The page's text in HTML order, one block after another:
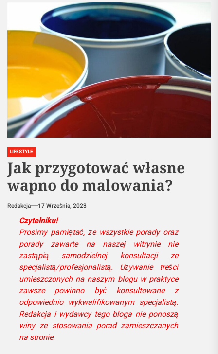
LIFESTYLE
Jak przygotować własne
wapno do malowania?
Redakcja 17 Września, 2023
Czytelniku!
Prosimy pamiętać, że wszystkie porady oraz
porady zawarte na naszej witrynie nie
zastąpią samodzielnej konsultacji ze
specjalistą/profesjonalistą. Używanie treści
umieszczonych na naszym blogu w praktyce
zawsze powinno być konsultowane z
odpowiednio wykwalifikowanym specjalistą.
Redakcja i wydawcy tego bloga nie ponoszą
winy ze stosowania porad zamieszczanych
na stronie.